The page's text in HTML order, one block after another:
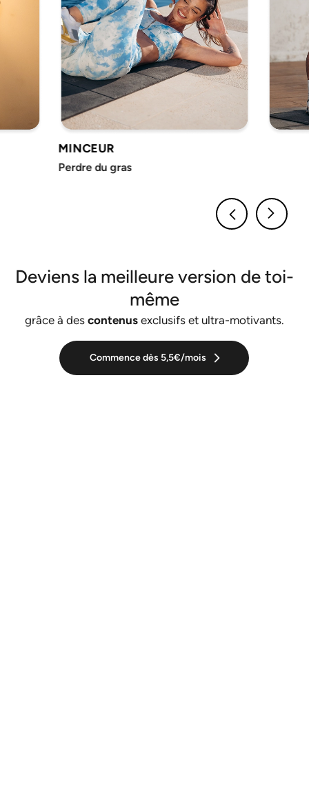
MINCEUR
Perdre du gras
Deviens la meilleure version de toi-
même
grâce à des contenusexclusifs et ultra-motivants.
Commence dès 5,5€/mois